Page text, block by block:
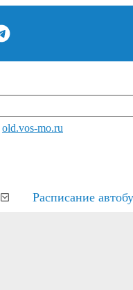
old.vos-mo.ru
Расписание